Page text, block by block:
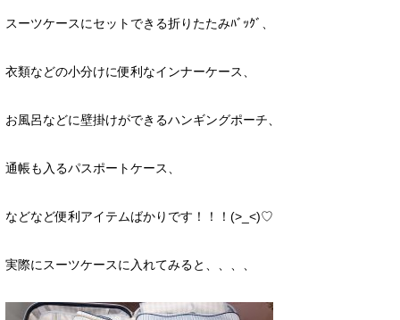
スーツケースにセットできる折りたたみﾊﾞｯｸﾞ、
衣類などの小分けに便利なインナーケース、
お風呂などに壁掛けができるハンギングポーチ、
通帳も入るパスポートケース、
などなど便利アイテムばかりです！！！(>_<)♡
実際にスーツケースに入れてみると、、、、